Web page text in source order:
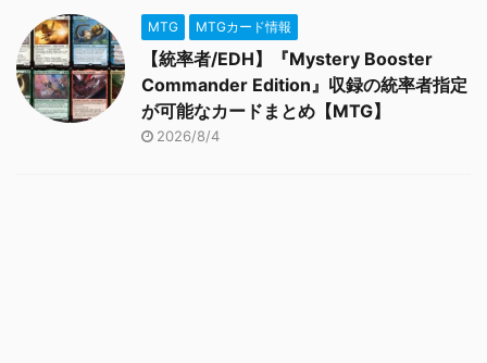
MTG MTGカード情報
【統率者/EDH】『Mystery Booster
Commander Edition』収録の統率者指定
が可能なカードまとめ【MTG】
2026/8/4